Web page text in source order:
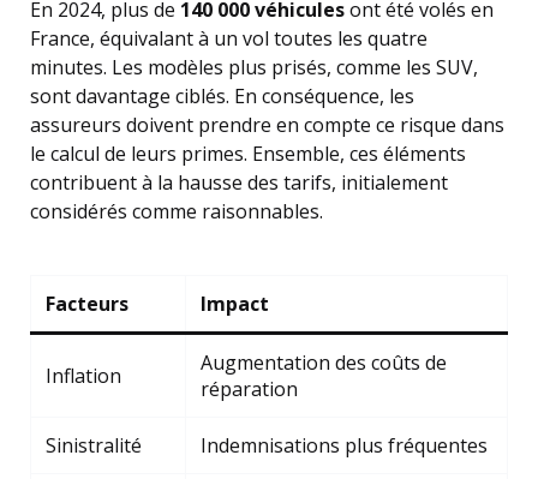
En 2024, plus de 140 000 véhiculesont été volés en
France, équivalant à un vol toutes les quatre
minutes. Les modèles plus prisés, comme les SUV,
sont davantage ciblés. En conséquence, les
assureurs doivent prendre en compte ce risque dans
le calcul de leurs primes. Ensemble, ces éléments
contribuent à la hausse des tarifs, initialement
considérés comme raisonnables.
Facteurs Impact
Inflation
Augmentation des coûts de
réparation
Sinistralité Indemnisations plus fréquentes